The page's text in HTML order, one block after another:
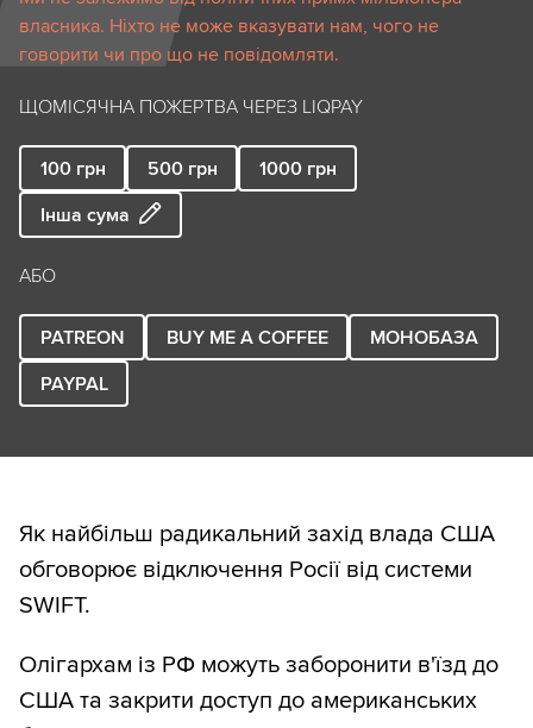
власника. Ніхто не може вказувати нам, чого не
говорити чи про що не повідомляти.
ЩОМІСЯЧНА ПОЖЕРТВА ЧЕРЕЗ LIQPAY
100 грн 500 грн 1000 грн
Інша сума
АБО
PATREON BUY ME A COFFEE
МОНОБАЗА
PAYPAL
Як найбільш радикальний захід влада США
обговорює відключення Росії від системи
SWIFT.
Олігархам із РФ можуть заборонити в'їзд до
США та закрити доступ до американських